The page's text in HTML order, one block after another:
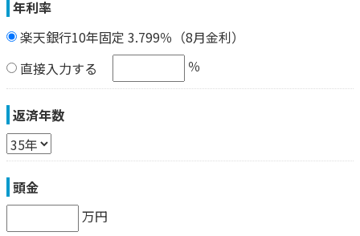
年利率
楽天銀行10年固定 3.799％（8月金利）
直接入力する
％
返済年数
頭金
万円